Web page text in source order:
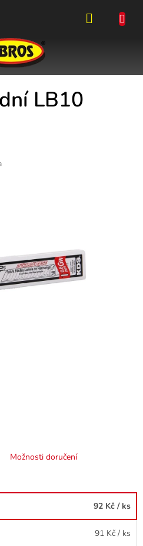
LB10
Možnosti doručení
92 Kč / ks
91 Kč / ks